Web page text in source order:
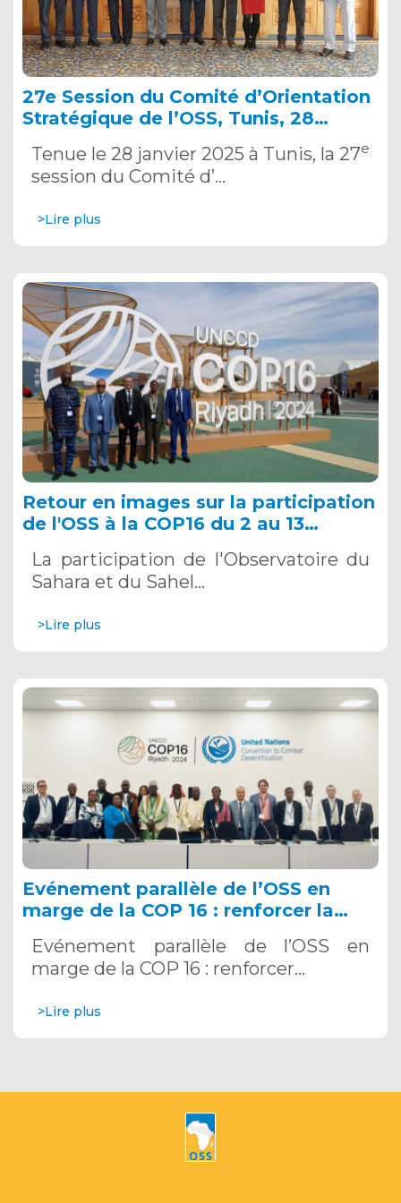
27e Session du Comité d’Orientation
Stratégique de l’OSS, Tunis, 28
Tenue le 28 janvier 2025 à Tunis, la 27e
session du Comité d’…
>Lire plus
Retour en images sur la participation
de l'OSS à la COP16 du 2 au 13
Saoudite
La participation de l'Observatoire du
Sahara et du Sahel…
>Lire plus
Evénement parallèle de l’OSS en
marge de la COP 16 : renforcer la
Systèmes d’Alerte Précoce
Multirisques. 12 décembre 2024
Evénement parallèle de l’OSS en
marge de la COP 16 : renforcer…
>Lire plus